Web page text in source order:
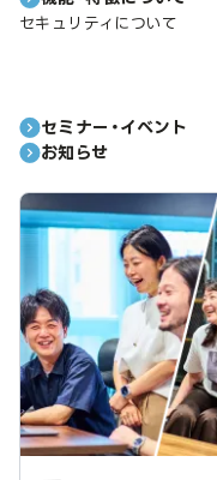
セキュリティについて
セミナー・イベント
お知らせ